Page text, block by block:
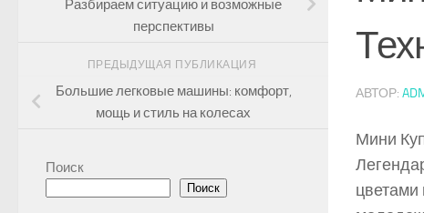
АВТОР:
Мини
цветами
Разбираем ситуацию и возможные
перспективы
ПРЕДЫДУЩАЯ ПУБЛИКАЦИЯ
Большие легковые машины: комфорт,
мощь и стиль на колесах
Поиск
Поиск